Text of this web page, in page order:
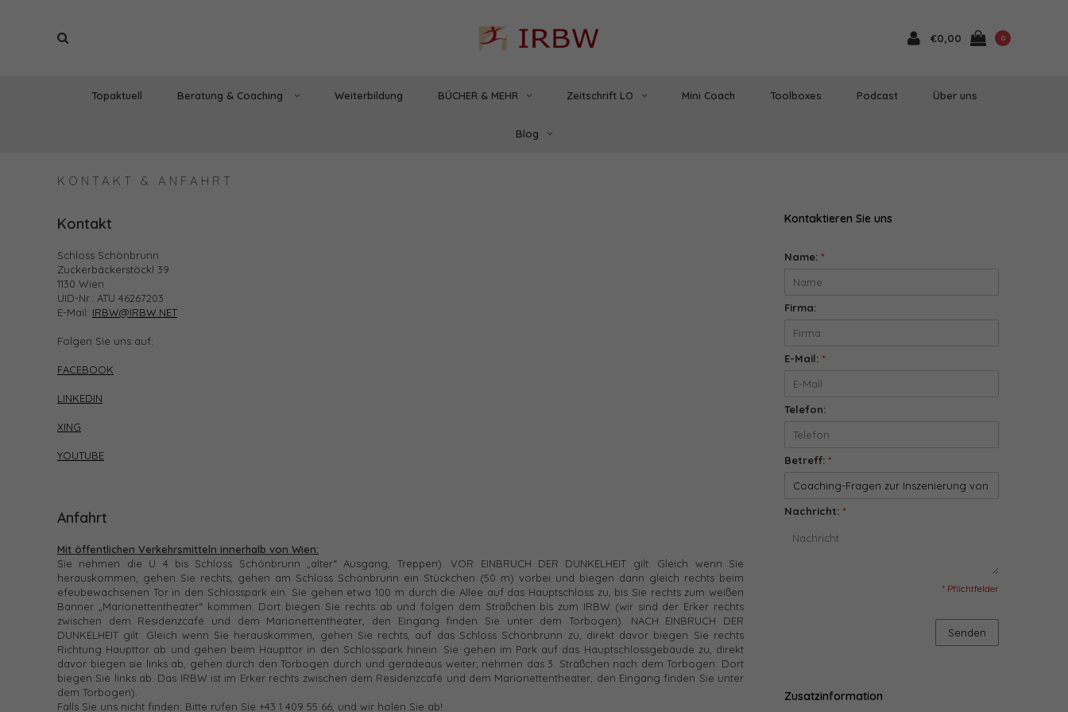
€0,00 0
Topaktuell Beratung & Coaching Weiterbildung BÜCHER & MEHR Zeitschrift LO Mini Coach Toolboxes Podcast Über uns
Blog
KONTAKT & ANFAHRT
Kontakt
Schloss Schönbrunn
Zuckerbäckerstöckl 39
1130 Wien
UID-Nr.: ATU 46267203
E-Mail: IRBW@IRBW.NET
Folgen Sie uns auf:
FACEBOOK
LINKEDIN
XING
YOUTUBE
Anfahrt
Mit öffentlichen Verkehrsmitteln innerhalb von Wien:
Sie nehmen die U 4 bis Schloss Schönbrunn „alter“ Ausgang, Treppen). VOR EINBRUCH DER DUNKELHEIT gilt: Gleich wenn Sie
herauskommen, gehen Sie rechts, gehen am Schloss Schönbrunn ein Stückchen (50 m) vorbei und biegen dann gleich rechts beim
efeubewachsenen Tor in den Schlosspark ein. Sie gehen etwa 100 m durch die Allee auf das Hauptschloss zu, bis Sie rechts zum weißen
Banner „Marionettentheater“ kommen. Dort biegen Sie rechts ab und folgen dem Sträßchen bis zum IRBW (wir sind der Erker rechts
zwischen dem Residenzcafé und dem Marionettentheater, den Eingang finden Sie unter dem Torbogen). NACH EINBRUCH DER
DUNKELHEIT gilt: Gleich wenn Sie herauskommen, gehen Sie rechts, auf das Schloss Schönbrunn zu, direkt davor biegen Sie rechts
Richtung Haupttor ab und gehen beim Haupttor in den Schlosspark hinein. Sie gehen im Park auf das Hauptschlossgebäude zu, direkt
davor biegen sie links ab, gehen durch den Torbogen durch und geradeaus weiter, nehmen das 3. Sträßchen nach dem Torbogen. Dort
biegen Sie links ab. Das IRBW ist im Erker rechts zwischen dem Residenzcafé und dem Marionettentheater, den Eingang finden Sie unter
dem Torbogen).
Falls Sie uns nicht finden: Bitte rufen Sie +43 1 409 55 66, und wir holen Sie ab!
Kontaktieren Sie uns
Name: *
Firma:
E-Mail: *
Telefon:
Betreff: *
Nachricht: *
* Pflichtfelder
Senden
Zusatzinformation